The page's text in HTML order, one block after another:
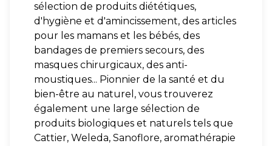
sélection de produits diététiques,
d'hygiène et d'amincissement, des articles
pour les mamans et les bébés, des
bandages de premiers secours, des
masques chirurgicaux, des anti-
moustiques... Pionnier de la santé et du
bien-être au naturel, vous trouverez
également une large sélection de
produits biologiques et naturels tels que
Cattier, Weleda, Sanoflore, aromathérapie